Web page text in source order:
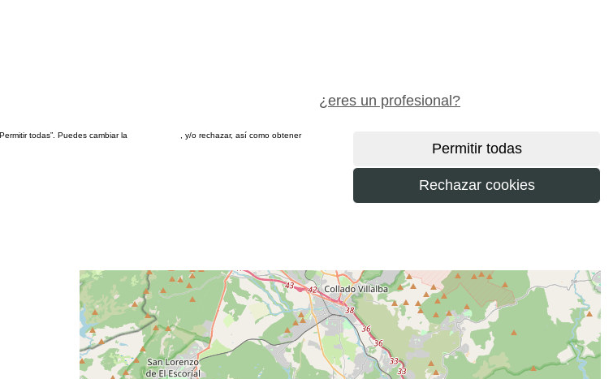
¿eres un profesional?
todas”. Puedes cambiar la
, y/o rechazar, así como obtener